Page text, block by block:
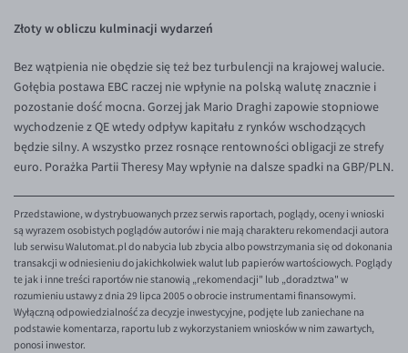
EUR/CAD
EUR/HKD
EUR/ILS
EUR/NZD
EUR/RON
EUR/SGD
EUR/TRY
EUR/ZAR
Złoty w obliczu kulminacji wydarzeń
Bez wątpienia nie obędzie się też bez turbulencji na krajowej walucie.
Gołębia postawa EBC raczej nie wpłynie na polską walutę znacznie i
pozostanie dość mocna. Gorzej jak Mario Draghi zapowie stopniowe
wychodzenie z QE wtedy odpływ kapitału z rynków wschodzących
będzie silny. A wszystko przez rosnące rentowności obligacji ze strefy
euro. Porażka Partii Theresy May wpłynie na dalsze spadki na GBP/PLN.
Przedstawione, w dystrybuowanych przez serwis raportach, poglądy, oceny i wnioski
są wyrazem osobistych poglądów autorów i nie mają charakteru rekomendacji autora
lub serwisu Walutomat.pl do nabycia lub zbycia albo powstrzymania się od dokonania
transakcji w odniesieniu do jakichkolwiek walut lub papierów wartościowych. Poglądy
te jak i inne treści raportów nie stanowią „rekomendacji" lub „doradztwa" w
rozumieniu ustawy z dnia 29 lipca 2005 o obrocie instrumentami finansowymi.
Wyłączną odpowiedzialność za decyzje inwestycyjne, podjęte lub zaniechane na
podstawie komentarza, raportu lub z wykorzystaniem wniosków w nim zawartych,
ponosi inwestor.